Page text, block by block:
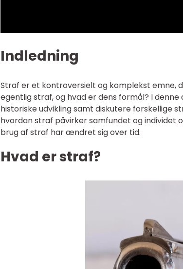
Indledning
Straf er et kontroversielt og komplekst emne,
egentlig straf, og hvad er dens formål? I
historiske udvikling samt diskutere forskellige
hvordan straf påvirker samfundet og individet
brug af straf har ændret sig over tid.
Hvad er straf?